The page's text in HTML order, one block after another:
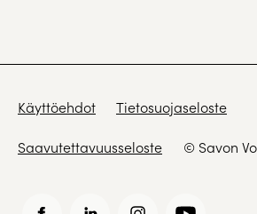
Käyttöehdot Tietosuojaseloste
Saavutettavuusseloste © Savon